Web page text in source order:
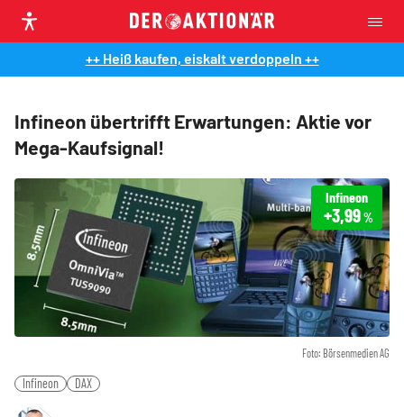
++ Heiß kaufen, eiskalt verdoppeln ++
Infineon übertrifft Erwartungen: Aktie vor
Mega-Kaufsignal!
Foto: Börsenmedien AG
Infineon
+3,99%
Infineon DAX